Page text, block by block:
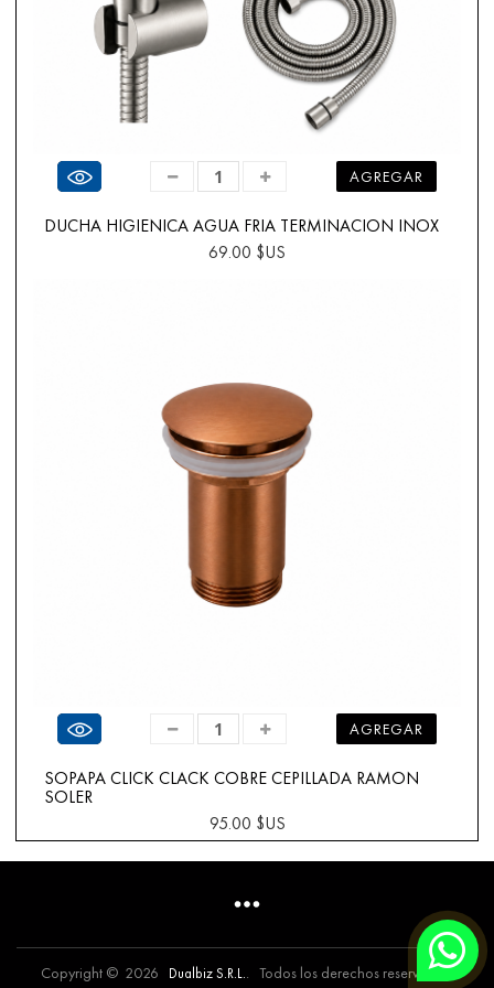
Ver producto AGREGAR
DUCHA HIGIENICA AGUA FRIA TERMINACION INOX
69.00 $US
Ver producto AGREGAR
SOPAPA CLICK CLACK COBRE CEPILLADA RAMON
SOLER
95.00 $US
Copyright © 2026 Dualbiz S.R.L.. Todos los derechos reservados.